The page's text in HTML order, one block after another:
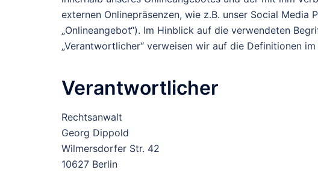
externen Onlinepräsenzen, wie z.B. unser Social
„Onlineangebot“). Im Hinblick auf die verwendeten
„Verantwortlicher“ verweisen wir auf die Definitionen
Verantwortlicher
Rechtsanwalt
Georg Dippold
Wilmersdorfer Str. 42
10627 Berlin